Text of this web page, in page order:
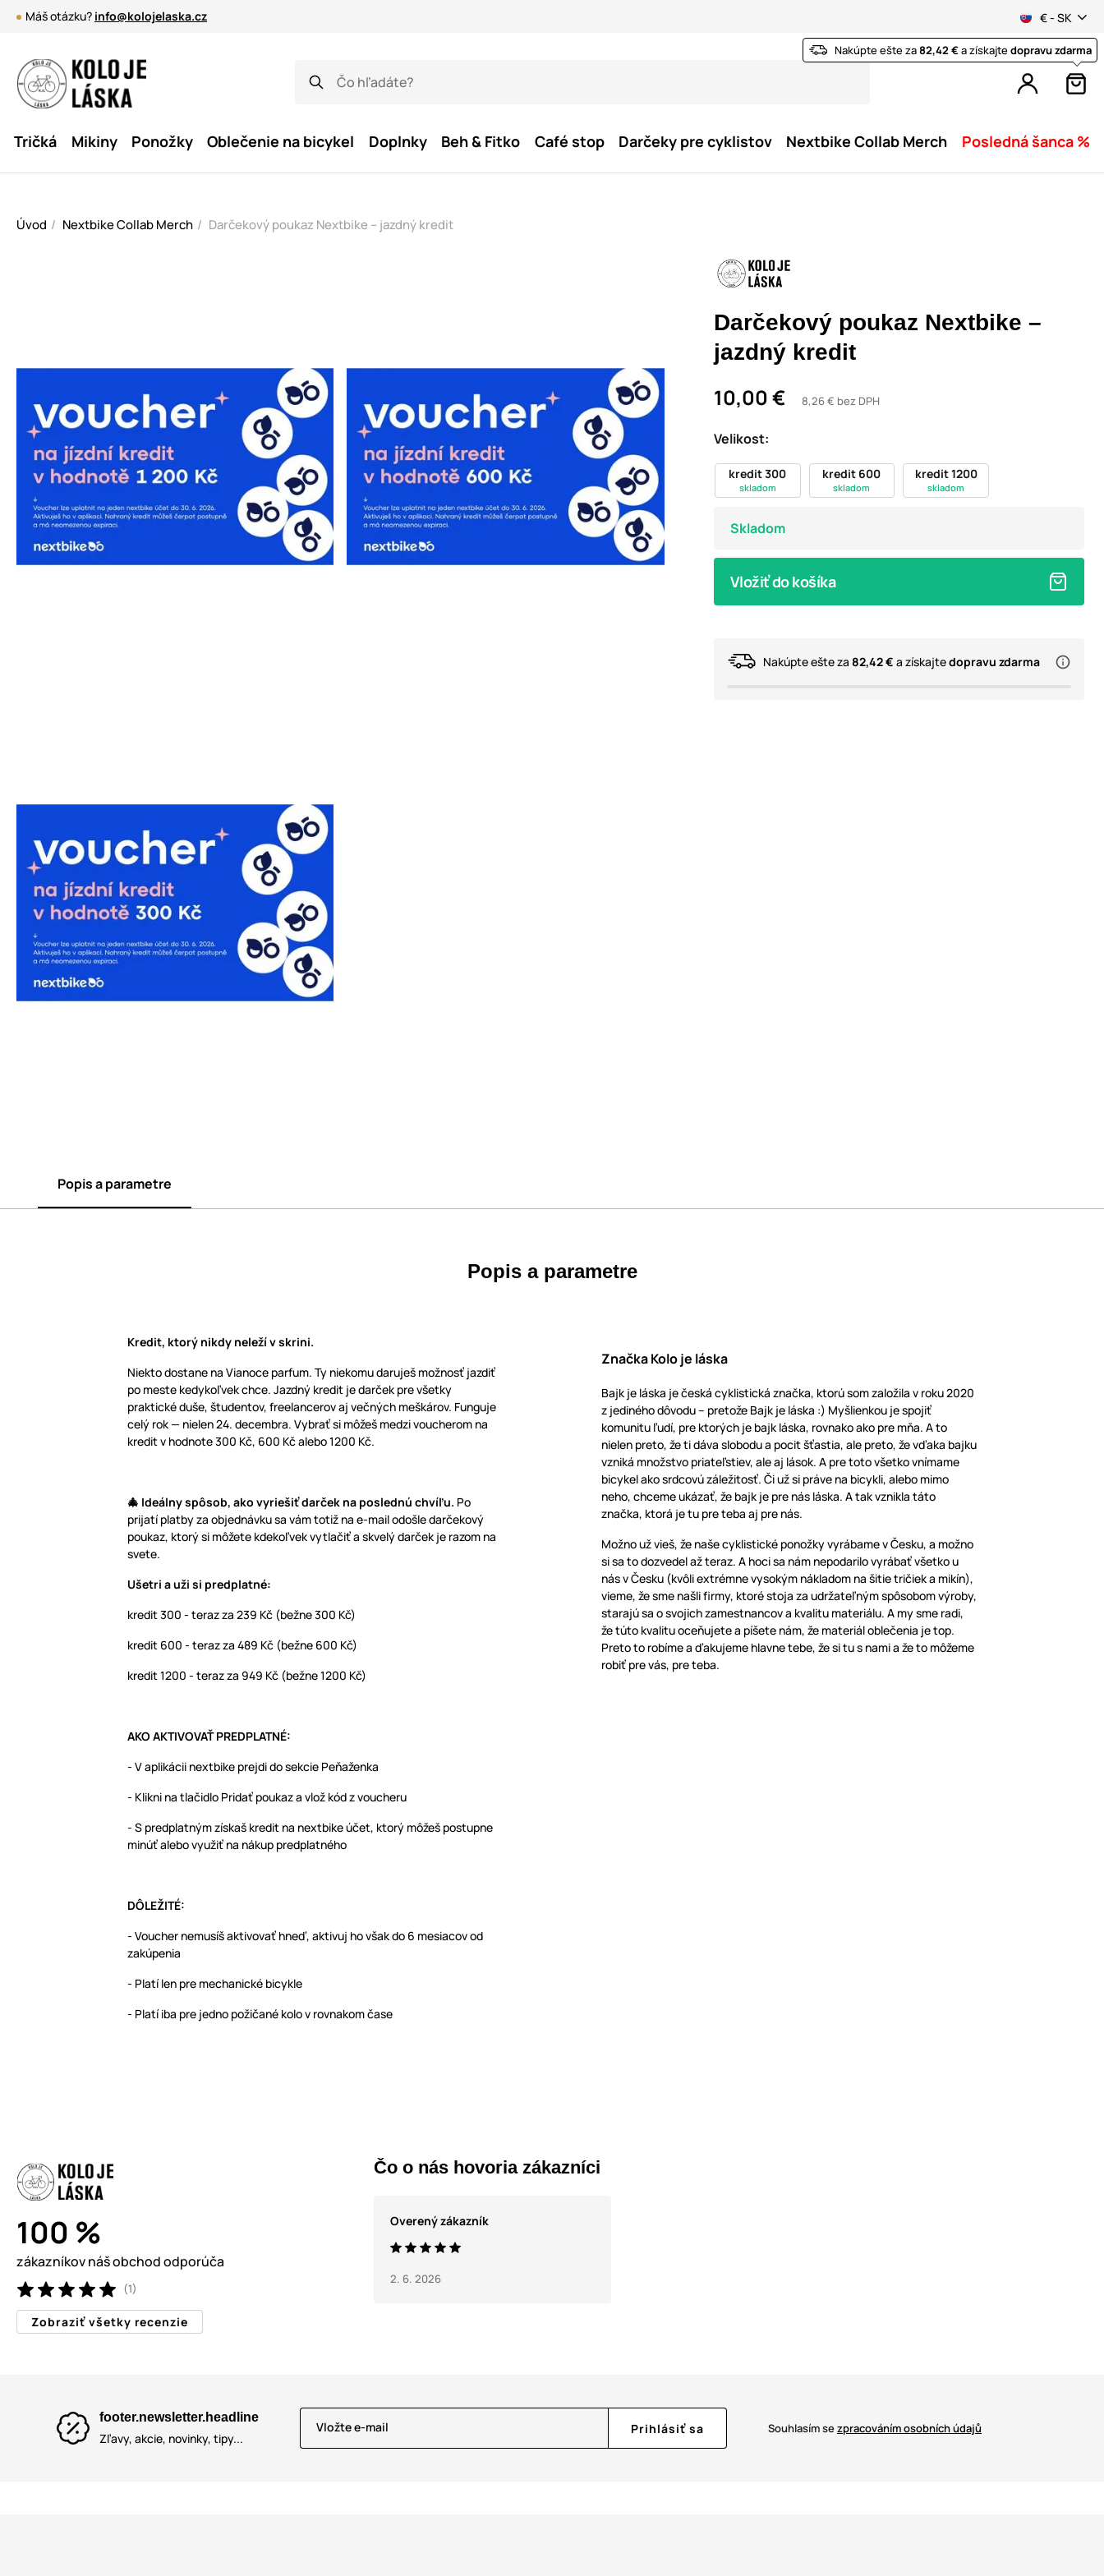
Máš otázku? info@kolojelaska.cz € - SK
Nakúpte ešte za82,42 €a získajtedopravu zdarma
Tričká Mikiny Ponožky Oblečenie na bicykel Doplnky Beh & Fitko Café stop Darčeky pre cyklistov Nextbike Collab Merch Posledná šanca %
Úvod Nextbike Collab Merch Darčekový poukaz Nextbike – jazdný kredit
Darčekový poukaz Nextbike –
jazdný kredit
10,00 € 8,26 € bez DPH
Velikost:
kredit 300
skladom
kredit 600
skladom
kredit 1200
skladom
Skladom
Vložiť do košíka
Nakúpte ešte za 82,42 € a získajtedopravu zdarma
Popis a parametre
Popis a parametre
Kredit, ktorý nikdy neleží v skrini.
Niekto dostane na Vianoce parfum. Ty niekomu daruješ možnosť jazdiť
po meste kedykoľvek chce. Jazdný kredit je darček pre všetky
praktické duše, študentov, freelancerov aj večných meškárov. Funguje
celý rok — nielen 24. decembra. Vybrať si môžeš medzi voucherom na
kredit v hodnote 300 Kč, 600 Kč alebo 1200 Kč.
🎄 Ideálny spôsob, ako vyriešiť darček na poslednú chvíľu. Po
prijatí platby za objednávku sa vám totiž na e-mail odošle darčekový
poukaz, ktorý si môžete kdekoľvek vytlačiť a skvelý darček je razom na
svete.
Ušetri a uži si predplatné:
kredit 300 - teraz za 239 Kč (bežne 300 Kč)
kredit 600 - teraz za 489 Kč (bežne 600 Kč)
kredit 1200 - teraz za 949 Kč (bežne 1200 Kč)
AKO AKTIVOVAŤ PREDPLATNÉ:
- V aplikácii nextbike prejdi do sekcie Peňaženka
- Klikni na tlačidlo Pridať poukaz a vlož kód z voucheru
- S predplatným získaš kredit na nextbike účet, ktorý môžeš postupne
minúť alebo využiť na nákup predplatného
DÔLEŽITÉ:
- Voucher nemusíš aktivovať hneď, aktivuj ho však do 6 mesiacov od
zakúpenia
- Platí len pre mechanické bicykle
- Platí iba pre jedno požičané kolo v rovnakom čase
Značka Kolo je láska
Bajk je láska je česká cyklistická značka, ktorú som založila v roku 2020
z jediného dôvodu – pretože Bajk je láska :) Myšlienkou je spojiť
komunitu ľudí, pre ktorých je bajk láska, rovnako ako pre mňa. A to
nielen preto, že ti dáva slobodu a pocit šťastia, ale preto, že vďaka bajku
vzniká množstvo priateľstiev, ale aj lások. A pre toto všetko vnímame
bicykel ako srdcovú záležitosť. Či už si práve na bicykli, alebo mimo
neho, chceme ukázať, že bajk je pre nás láska. A tak vznikla táto
značka, ktorá je tu pre teba aj pre nás.
Možno už vieš, že naše cyklistické ponožky vyrábame v Česku, a možno
si sa to dozvedel až teraz. A hoci sa nám nepodarilo vyrábať všetko u
nás v Česku (kvôli extrémne vysokým nákladom na šitie tričiek a mikín),
vieme, že sme našli firmy, ktoré stoja za udržateľným spôsobom výroby,
starajú sa o svojich zamestnancov a kvalitu materiálu. A my sme radi,
že túto kvalitu oceňujete a píšete nám, že materiál oblečenia je top.
Preto to robíme a ďakujeme hlavne tebe, že si tu s nami a že to môžeme
robiť pre vás, pre teba.
100 %
zákazníkov náš obchod odporúča
(1)
Zobraziť všetky recenzie
Čo o nás hovoria zákazníci
Overený zákazník
2. 6. 2026
footer.newsletter.headline
Zľavy, akcie, novinky, tipy...
Vložte e-mail Prihlásiť sa Souhlasím sezpracováním osobních údajů